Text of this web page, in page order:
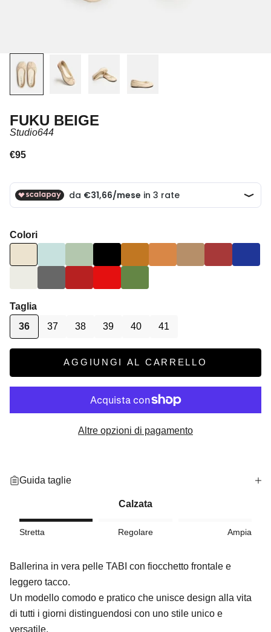
FUKU BEIGE
Studio644
Prezzo scontato
€95
Colori
Taglia
36
37 38 39 40 41
AGGIUNGI AL CARRELLO
Altre opzioni di pagamento
Guida taglie
Calzata
Stretta Regolare Ampia
Ballerina in vera pelle TABI con fiocchetto frontale e
leggero tacco.
Un modello comodo e pratico che unisce design alla vita
di tutti i giorni distinguendosi con uno stile unico e
versatile.